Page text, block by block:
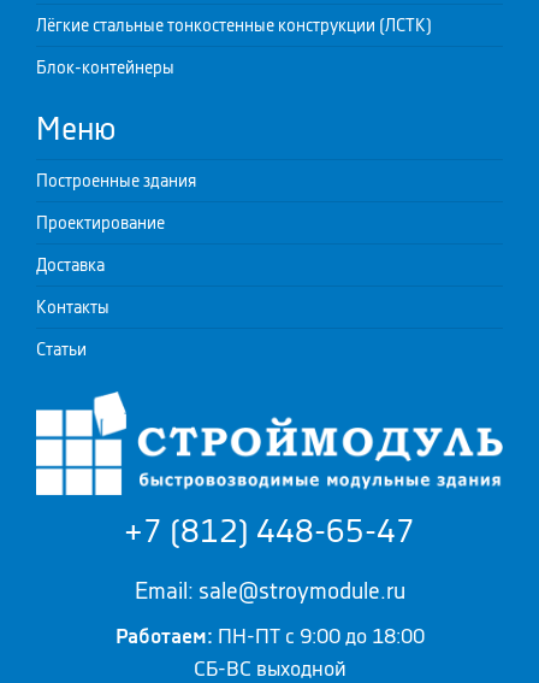
Лёгкие стальные тонкостенные конструкции (ЛСТК)
Блок-контейнеры
Меню
Построенные здания
Проектирование
Доставка
Контакты
Статьи
+7 (812) 448-65-47
Email: sale@stroymodule.ru
Работаем: ПН-ПТ с 9:00 до 18:00
СБ-ВС выходной